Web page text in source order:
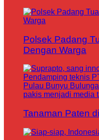
Polsek Padang
Dengan Warga
Tanaman Paten